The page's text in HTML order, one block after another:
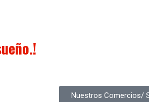
Nuestros Comercios/